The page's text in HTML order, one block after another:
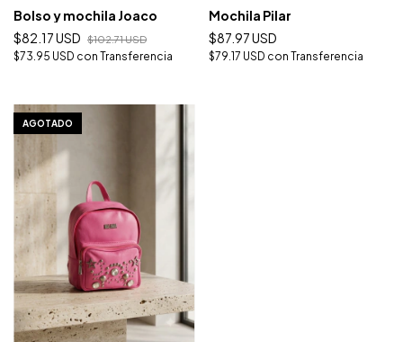
Bolso y mochila Joaco
$82.17 USD
$102.71 USD
$73.95 USD con Transferencia
Mochila Pilar
$87.97 USD
$79.17 USD con Transferencia
1/6
AGOTADO